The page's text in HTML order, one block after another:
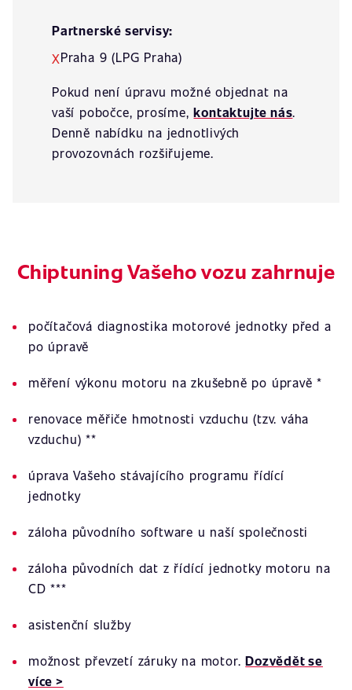
Partnerské servisy:
XPraha 9 (LPG Praha)
Pokud není úpravu možné objednat na
vaší pobočce, prosíme,kontaktujte nás.
Denně nabídku na jednotlivých
provozovnách rozšiřujeme.
Chiptuning Vašeho vozu zahrnuje
počítačová diagnostika motorové jednotky před a
po úpravě
měření výkonu motoru na zkušebně po úpravě *
renovace měřiče hmotnosti vzduchu (tzv. váha
vzduchu) **
úprava Vašeho stávajícího programu řídící
jednotky
záloha původního software u naší společnosti
záloha původních dat z řídící jednotky motoru na
CD ***
asistenční služby
možnost převzetí záruky na motor.Dozvědět se
více >